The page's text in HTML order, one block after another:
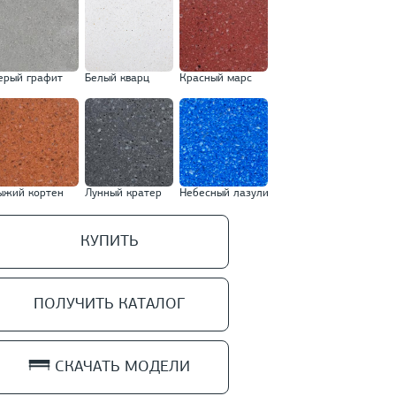
графит Белый кварц Красный марс
кортен Лунный кратер Небесный лазули
КУПИТЬ
ПОЛУЧИТЬ КАТАЛОГ
СКАЧАТЬ МОДЕЛИ